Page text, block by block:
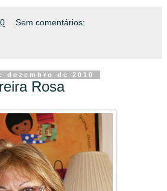
Sem comentários:
dezembro de 2010
Rosa